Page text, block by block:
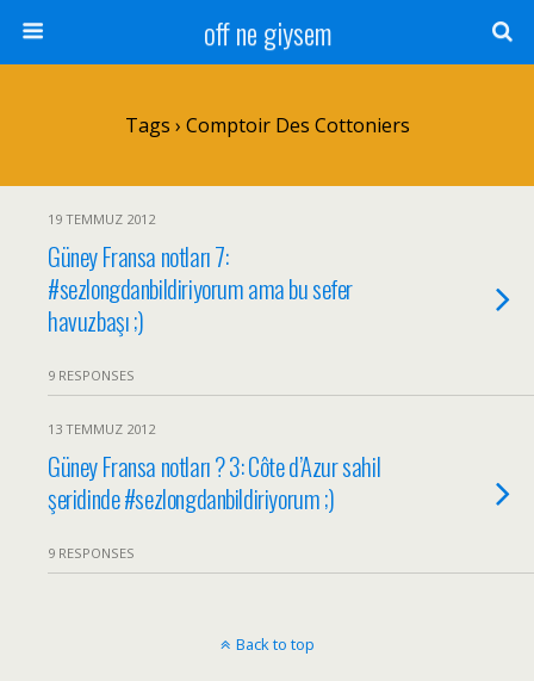
off ne giysem
Tags › Comptoir Des Cottoniers
19 TEMMUZ 2012
Güney Fransa notları 7:
#sezlongdanbildiriyorum ama bu sefer
havuzbaşı ;)
9 RESPONSES
13 TEMMUZ 2012
Güney Fransa notları ? 3: Côte d’Azur sahil
şeridinde #sezlongdanbildiriyorum ;)
9 RESPONSES
Back to top